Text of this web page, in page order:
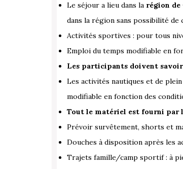
Le séjour a lieu dans la région
dans la région sans possibilité de
Activités sportives : pour tous
Emploi du temps modifiable en
Les participants doivent savoir
Les activités nautiques et de
modifiable en fonction des
Tout le matériel est fourni par
Prévoir survêtement, shorts et
Douches à disposition après les
Trajets famille/camp sportif : à